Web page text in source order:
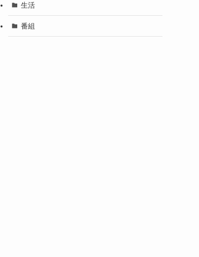
生活
番組